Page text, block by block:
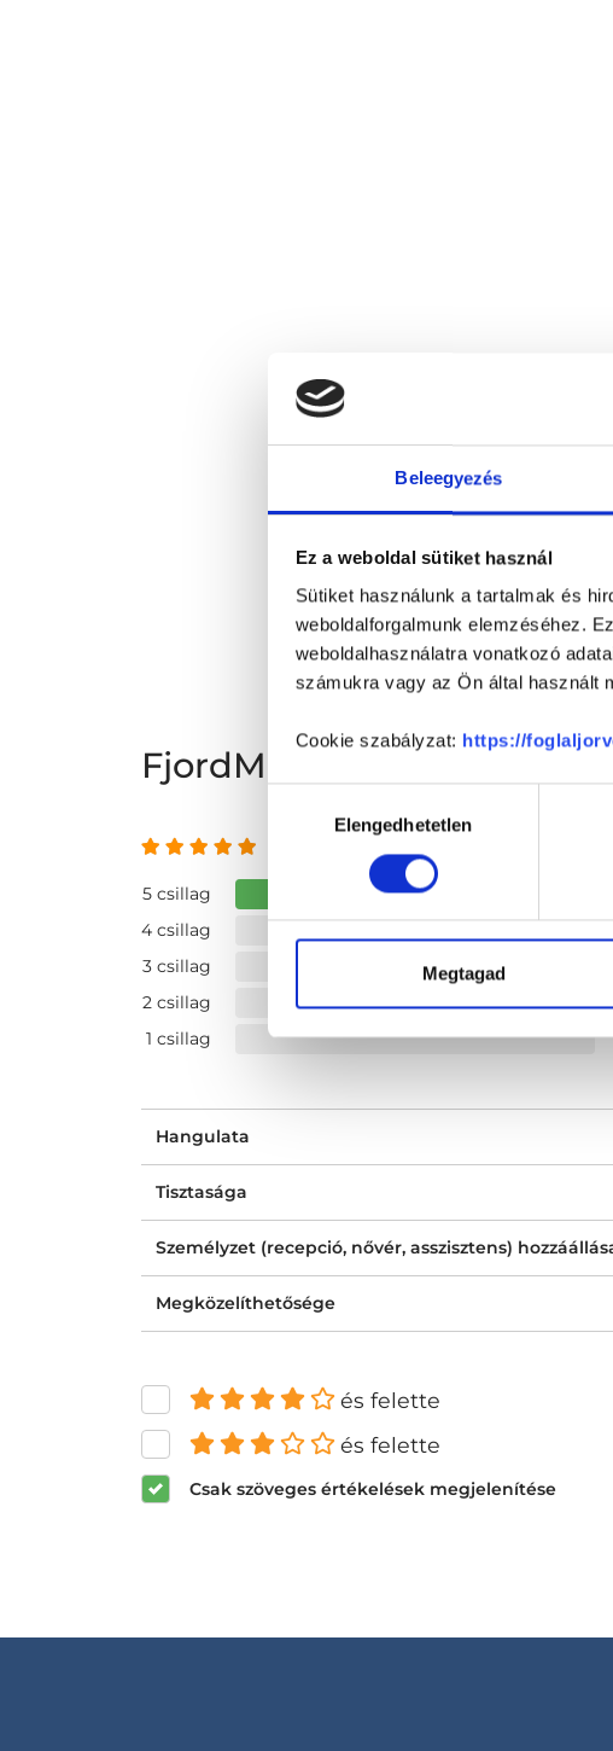
Beleegyezés
Ez a weboldal sütiket használ
Sütiket használunk a tartalmak és
weboldalforgalmunk elemzéséhez.
weboldalhasználatra vonatkozó
számukra vagy az Ön által használt
Cookie szabályzat: https://
kiválasztásaElengedhetetlen
Megtagad
FjordMed Egészség
5 csillag
4 csillag
3 csillag
2 csillag
1 csillag
Hangulata
Tisztasága
Személyzet (recepció, nővér, asszisztens)
Megközelíthetősége
és felette
és felette
Csak szöveges értékelések megjelenítése